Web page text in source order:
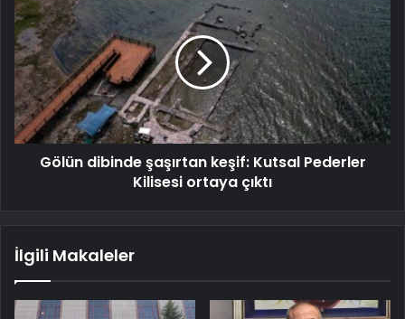
Gölün dibinde şaşırtan keşif: Kutsal Pederler
Kilisesi ortaya çıktı
İlgili Makaleler